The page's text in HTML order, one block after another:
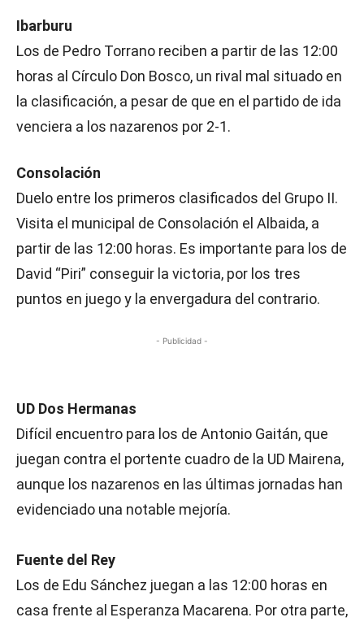
Ibarburu
Los de Pedro Torrano reciben a partir de las 12:00
horas al Círculo Don Bosco, un rival mal situado en
la clasificación, a pesar de que en el partido de ida
venciera a los nazarenos por 2-1.
Consolación
Duelo entre los primeros clasificados del Grupo II.
Visita el municipal de Consolación el Albaida, a
partir de las 12:00 horas. Es importante para los de
David “Piri” conseguir la victoria, por los tres
puntos en juego y la envergadura del contrario.
- Publicidad -
UD Dos Hermanas
Difícil encuentro para los de Antonio Gaitán, que
juegan contra el portente cuadro de la UD Mairena,
aunque los nazarenos en las últimas jornadas han
evidenciado una notable mejoría.
Fuente del Rey
Los de Edu Sánchez juegan a las 12:00 horas en
casa frente al Esperanza Macarena. Por otra parte,